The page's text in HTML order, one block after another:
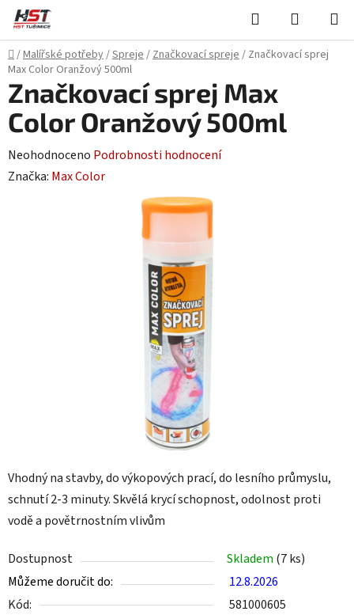
Přejít
obsah
Hledat
KOŠÍK
Domů
/Malířské potřeby/Spreje/Značkovací spreje/ Značkovací sprej
Max Color Oranžový 500ml
Vhodný na stavby, do výkopových prací, do lesního průmyslu,
schnutí 2-3 minuty. Skvělá krycí schopnost, odolnost proti
vodě a povětrnostním vlivům
Dostupnost Skladem (7 ks)
Můžeme doručit do:
12.8.2026
Kód:
581000605
Značkovací sprej Max
Color Oranžový 500ml
Průměrné
hodnocení
Neohodnoceno Podrobnosti hodnocení
Značka: Max Color